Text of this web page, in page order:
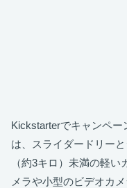
Kickstarterでキャンペー
は、スライダードリー
（約3キロ）未満の軽
メラや小型のビデオカ